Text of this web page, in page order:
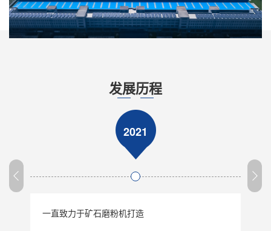
发展历程
2021
一直致力于矿石磨粉机打造